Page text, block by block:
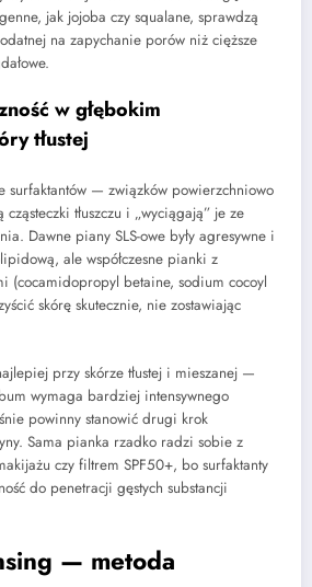
jak jojoba czy squalane, sprawdzą
na zapychanie porów niż cięższe
w głębokim
tłustej
surfaktantów — związków powierzchniowo
tłuszczu i „wyciągają” je ze
Dawne piany SLS-owe były agresywne i
ale współczesne pianki z
(cocamidopropyl betaine, sodium cocoyl
skórę skutecznie, nie zostawiając
przy skórze tłustej i mieszanej —
wymaga bardziej intensywnego
powinny stanowić drugi krok
Sama pianka rzadko radzi sobie z
czy filtrem SPF50+, bo surfaktanty
do penetracji gęstych substancji
— metoda